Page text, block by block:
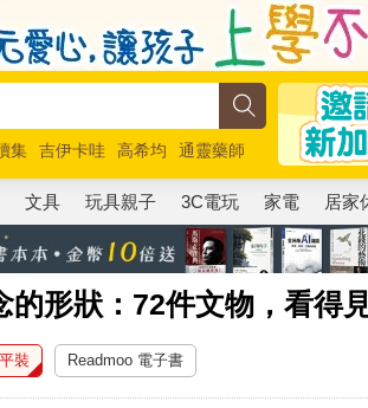
集 吉伊卡哇 高希均
通靈藥師
5 超慢跑
文具 玩具親子 3C電玩 家電 居家
的形狀：72件文物，看得
裝 Readmoo 電子書